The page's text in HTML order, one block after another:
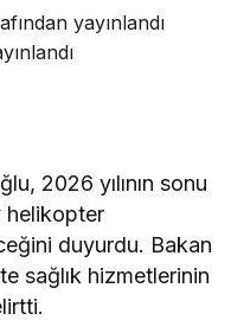
yayınlandı
2026 yılının sonu
helikopter
duyurdu. Bakan
sağlık hizmetlerinin